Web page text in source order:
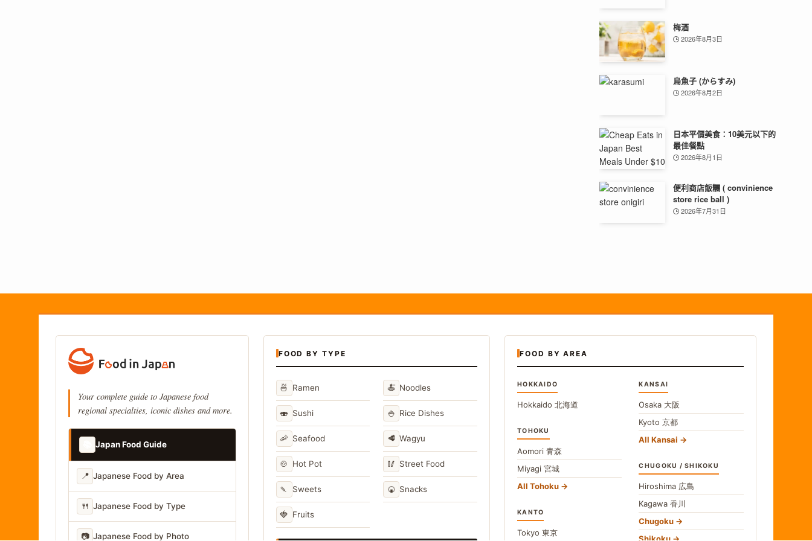
梅酒
2026年8月3日
烏魚子 (からすみ)
2026年8月2日
日本平價美食：10美元以下的
最佳餐點
2026年8月1日
便利商店飯糰 ( convinience
store rice ball )
2026年7月31日
Your complete guide to Japanese food
regional specialties, iconic dishes and more.
Japan Food Guide
📍 Japanese Food by Area
🍴 Japanese Food by Type
📷 Japanese Food by Photo
FOOD BY TYPE
🍜 Ramen 🍝 Noodles
🍣 Sushi 🍚 Rice Dishes
🦐 Seafood 🥩 Wagyu
🍲 Hot Pot 🥢 Street Food
🍡 Sweets 🍘 Snacks
🍓 Fruits
FOOD BY AREA
HOKKAIDO
Hokkaido 北海道
TOHOKU
Aomori 青森
Miyagi 宮城
All Tohoku
KANTO
Tokyo 東京
KANSAI
Osaka 大阪
Kyoto京都
All Kansai
CHUGOKU / SHIKOKU
Hiroshima 広島
Kagawa香川
Chugoku
Shikoku